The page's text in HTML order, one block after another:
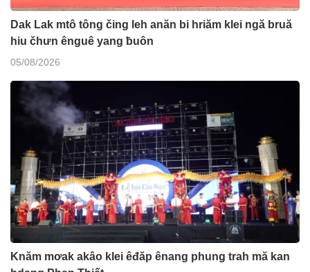
Dak Lak mtô tông čing leh anăn bi hriăm klei ngă bruă
hiu čhưn ênguê yang ƀuôn
05/08/2026
Knăm mơak akâo klei êđăp ênang phung trah mă kan